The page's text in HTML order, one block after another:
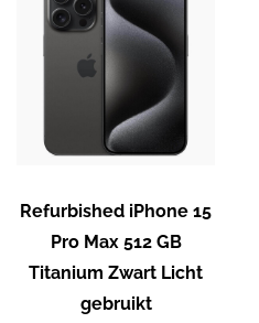
Refurbished iPhone 15
Pro Max 512 GB
Titanium Zwart Licht
gebruikt